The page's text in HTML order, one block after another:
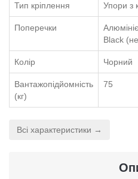
Тип кріплення Упори з
Поперечки
Black
Колір Чорний
Вантажопідйомність
(кг)
75
Всі характеристики →